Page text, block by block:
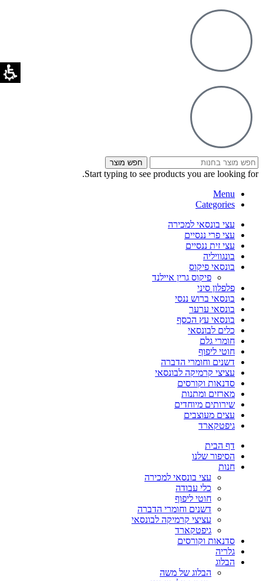
חפש מוצר
Start typing to see products you are looking for.
Menu
Categories
עצי בונסאי למכירה
עצי פרי ננסיים
עצי זית ננסיים
בונגוויליה
בונסאי פיקוס
פיקוס גרין איילנד
פלפלון סיני
בונסאי ברוש ננסי
בונסאי ערער
בונסאי עץ הכסף
כלים לבונסאי
חומרי גלם
חוטי ליפוף
דשנים וחומרי הדברה
עציצי קרמיקה לבונסאי
סדנאות וקורסים
מארזים ומתנות
שירותים מיוחדים
עצים מעוצבים
גיפטקארד
דף הבית
הסיפור שלנו
חנות
עצי בונסאי למכירה
כלי עבודה
חוטי ליפוף
דשנים וחומרי הדברה
עציצי קרמיקה לבונסאי
גיפטקארד
סדנאות וקורסים
גלריה
הבלוג
הבלוג של משה